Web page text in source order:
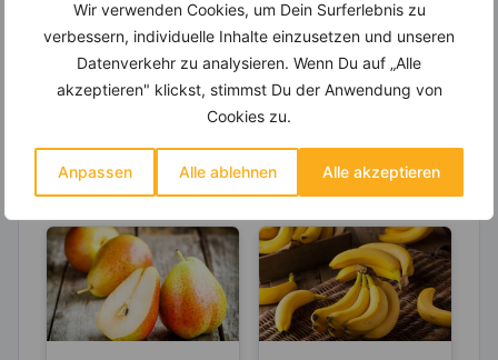
Wir verwenden Cookies, um Dein Surferlebnis zu
verbessern, individuelle Inhalte einzusetzen und unseren
Datenverkehr zu analysieren. Wenn Du auf „Alle
akzeptieren" klickst, stimmst Du der Anwendung von
Cookies zu.
Anpassen Alle ablehnen Alle akzeptieren
um Deine Ernährung optimal zu gestalten.
Erfahre mehr über die Zutaten
dieses Rezepts